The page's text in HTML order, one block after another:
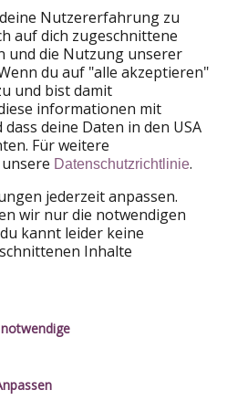
HolidayPirates Group
HolidayPirates
WakacyjniPiraci
Ferienpiraten
ViajerosPiratas
Rechtliches
Kontakt
Nutzererfahrung zu
auf dich zugeschnittene
und die Nutzung unserer
du auf "alle akzeptieren"
und bist damit
informationen mit
deine Daten in den USA
Für weitere
Datenschutzrichtlinie.
jederzeit anpassen.
wir nur die notwendigen
kannt leider keine
Inhalte